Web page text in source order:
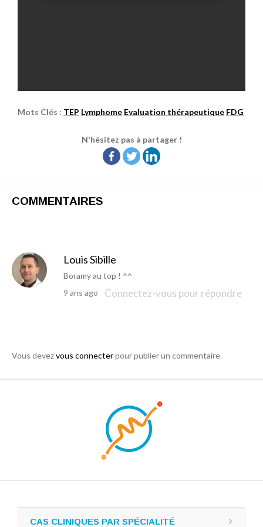
Mots Clés : TEP Lymphome Evaluation thérapeutique FDG
N'hésitez pas à partager !
COMMENTAIRES
Louis Sibille
Boramy au top ! ^^
9 ans ago
Connectez-vous pour répondre
Vous devezvous connecterpour publier un commentaire.
CAS CLINIQUES PAR SPÉCIALITÉ